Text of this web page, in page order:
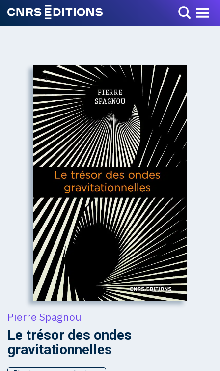
Toggle Menu
+
Pierre Spagnou
Le trésor des ondes
gravitationnelles